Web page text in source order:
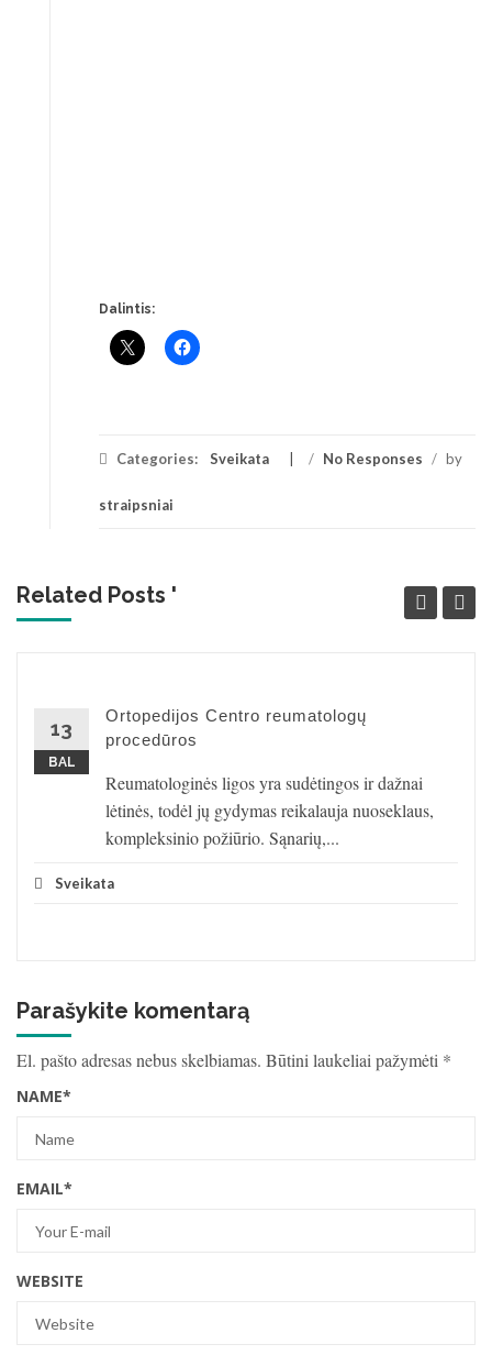
Dalintis:
Categories: Sveikata / No Responses / by
straipsniai
Related Posts '
13
BAL
Ortopedijos Centro reumatologų
procedūros
Reumatologinės ligos yra sudėtingos ir dažnai
lėtinės, todėl jų gydymas reikalauja nuoseklaus,
kompleksinio požiūrio. Sąnarių,...
Sveikata
Parašykite komentarą
El. pašto adresas nebus skelbiamas. Būtini laukeliai pažymėti *
NAME*
EMAIL*
WEBSITE